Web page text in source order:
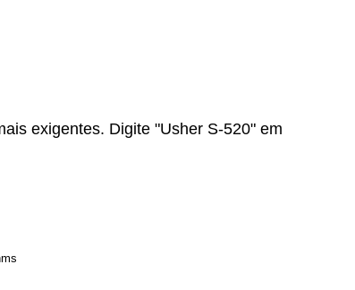
exigentes. Digite "Usher S-520" em